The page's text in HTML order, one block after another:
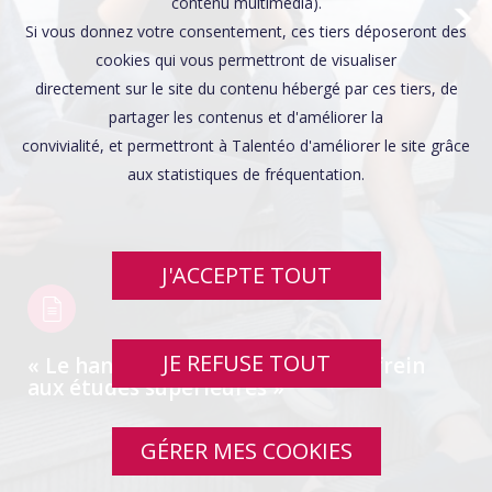
« Le handicap ne doit pas être un frein
aux études supérieures »
Si vous donnez votre consentement, ces tiers déposeront des
cookies qui vous permettront de visualiser
directement sur le site du contenu hébergé par ces tiers, de
partager les contenus et d'améliorer la
convivialité, et permettront à Talentéo d'améliorer le site grâce
aux statistiques de fréquentation.
J'ACCEPTE TOUT
JE REFUSE TOUT
GÉRER MES COOKIES